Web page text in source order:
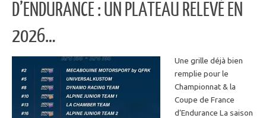
D’ENDURANCE : UN PLATEAU RELEVÉ EN
2026…
Une grille déjà bien
remplie pour le
Championnat & la
Coupe de France
d’Endurance La saison